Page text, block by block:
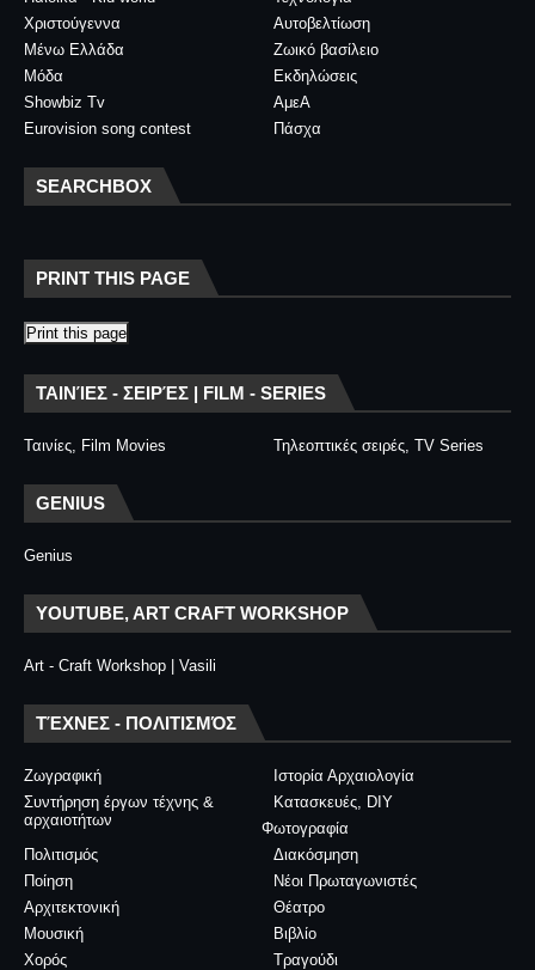
Χριστούγεννα
Αυτοβελτίωση
Μένω Ελλάδα
Ζωικό βασίλειο
Μόδα
Εκδηλώσεις
Showbiz Tv
ΑμεΑ
Eurovision song contest
Πάσχα
SEARCHBOX
PRINT THIS PAGE
Print this page
ΤΑΙΝΊΕΣ - ΣΕΙΡΈΣ | FILM - SERIES
Ταινίες, Film Movies Τηλεοπτικές σειρές, TV Series
GENIUS
Genius
YOUTUBE, ART CRAFT WORKSHOP
Art - Craft Workshop | Vasili
ΤΈΧΝΕΣ - ΠΟΛΙΤΙΣΜΌΣ
Ζωγραφική
Ιστορία Αρχαιολογία
Συντήρηση έργων τέχνης &
αρχαιοτήτων
Κατασκευές, DIY
Φωτογραφία
Διακόσμηση
Πολιτισμός
Νέοι Πρωταγωνιστές
Ποίηση
Θέατρο
Αρχιτεκτονική
Βιβλίο
Μουσική
Τραγούδι
Χορός